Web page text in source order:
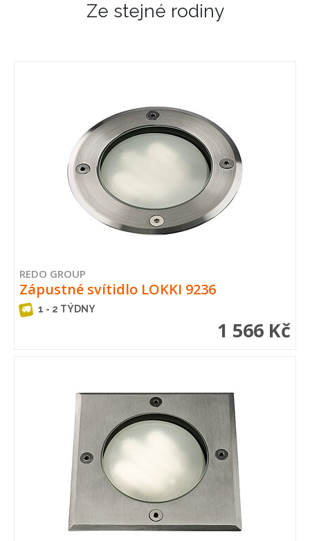
Ze stejné rodiny
REDO GROUP
Zápustné svítidlo LOKKI 9236
1 - 2 TÝDNY
1 566 Kč